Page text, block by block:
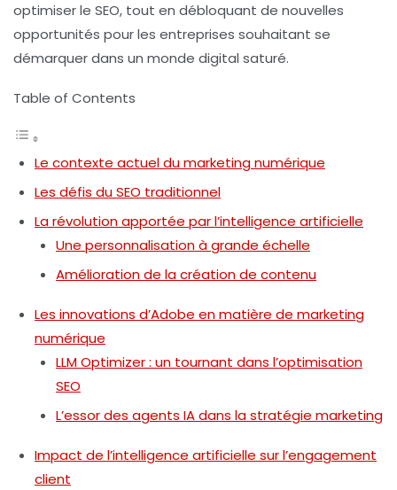
optimiser le SEO, tout en débloquant de nouvelles
opportunités pour les entreprises souhaitant se
démarquer dans un monde digital saturé.
Table of Contents
Le contexte actuel du marketing numérique
Les défis du SEO traditionnel
La révolution apportée par l’intelligence artificielle
Une personnalisation à grande échelle
Amélioration de la création de contenu
Les innovations d’Adobe en matière de marketing
numérique
LLM Optimizer : un tournant dans l’optimisation
SEO
L’essor des agents IA dans la stratégie marketing
Impact de l’intelligence artificielle sur l’engagement
client